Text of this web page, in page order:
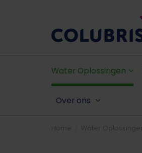
Water Oplossingen
Over ons
Home Water Oplossingen